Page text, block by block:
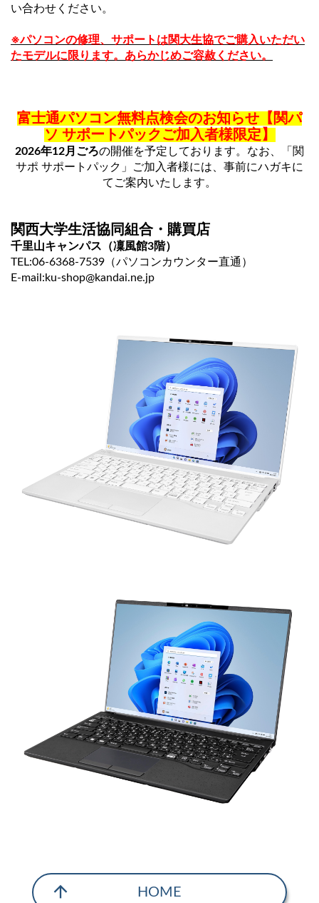
い合わせください。
※パソコンの修理、サポートは関大生協でご購入いただい
たモデルに限ります。あらかじめご容赦ください。
富士通パソコン無料点検会のお知らせ【関パ
ソ サポートパックご加入者様限定】
2026年12月ごろの開催を予定しております。なお、「関
サポ サポートパック」ご加入者様には、事前にハガキに
てご案内いたします。
関西大学生活協同組合・購買店
千里山キャンパス（凜風館3階）
TEL:06-6368-7539（パソコンカウンター直通）
E-mail:ku-shop@kandai.ne.jp
arrow_upward HOME